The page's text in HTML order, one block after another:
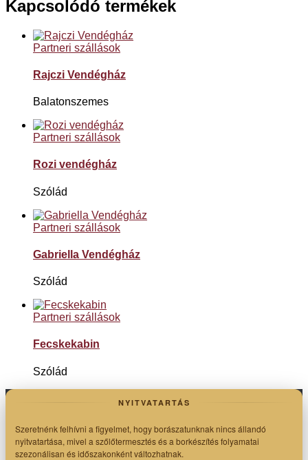
Kapcsolódó termékek
Partneri szállások
Rajczi Vendégház
Balatonszemes
Partneri szállások
Rozi vendégház
Szólád
Partneri szállások
Gabriella Vendégház
Szólád
Partneri szállások
Fecskekabin
Szólád
NYITVATARTÁS
Szeretnénk felhívni a figyelmet, hogy borászatunknak nincs állandó
nyitvatartása, mivel a szőlőtermesztés és a borkészítés folyamatai
szezonálisan és időszakonként változhatnak.